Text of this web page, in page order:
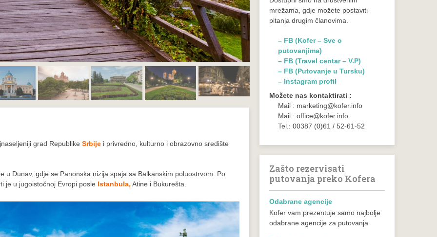
grad RepublikeSrbije i privredno, kulturno i obrazovno središte
u Dunav, gdje se Panonska nizija spaja sa Balkanskim poluostrvom. Po
je u jugoistočnoj Evropi posle Istanbula, Atine i Bukurešta.
mrežama, gdje možete postaviti
pitanja drugim članovima.
– FB (Kofer – Sve o
putovanjima)
– FB (Travel centar – V.P)
– FB (Putovanje u Tursku)
– Instagram profil
Možete nas kontaktirati :
Mail : marketing@kofer.info
Mail : office@kofer.info
Tel.: 00387 (0)61 / 52-61-52
Zašto rezervisati
putovanja preko Kofera
Odabrane agencije
Kofer vam prezentuje samo najbolje
odabrane agencije za putovanja